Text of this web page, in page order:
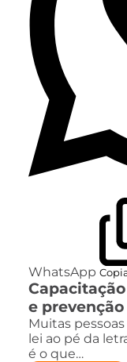
WhatsApp
e
Muitas
lei ao pé da
é o que…